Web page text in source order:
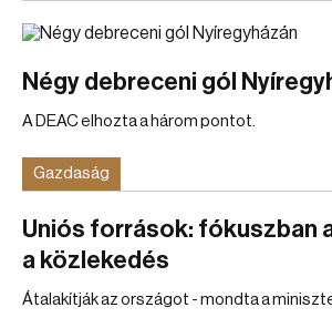
Négy debreceni gól
A DEAC elhozta a három pontot.
Gazdaság
Uniós források: fókuszban
a közlekedés
Átalakítják az országot - mondta a